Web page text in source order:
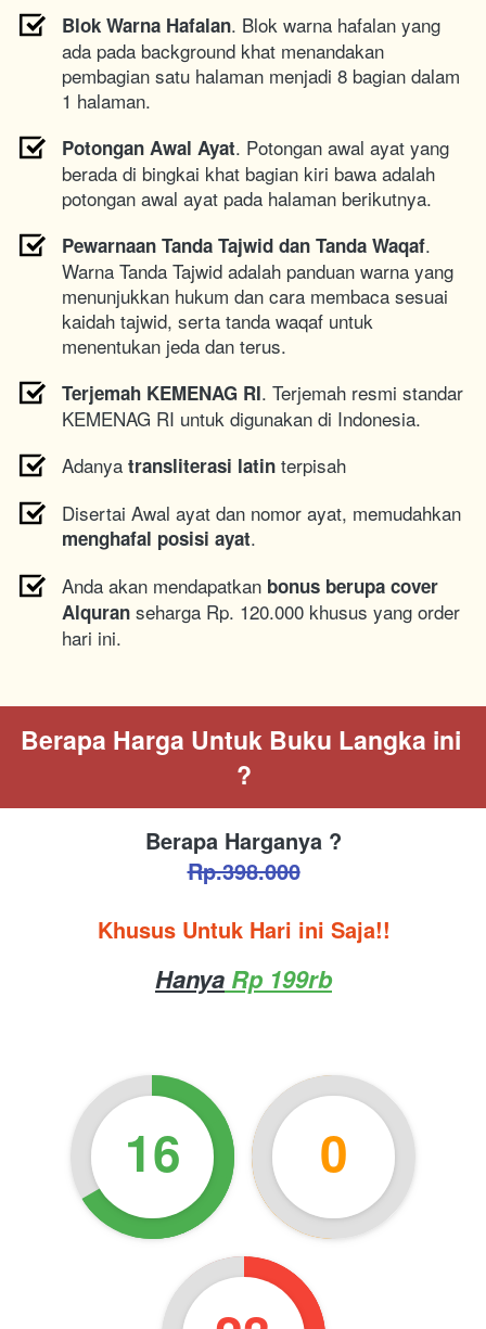
Blok Warna Hafalan. Blok warna hafalan yang
ada pada background khat menandakan
pembagian satu halaman menjadi 8 bagian dalam
1 halaman.
Potongan Awal Ayat. Potongan awal ayat yang
berada di bingkai khat bagian kiri bawa adalah
potongan awal ayat pada halaman berikutnya.
Pewarnaan Tanda Tajwid dan Tanda Waqaf.
Warna Tanda Tajwid adalah panduan warna yang
menunjukkan hukum dan cara membaca sesuai
kaidah tajwid, serta tanda waqaf untuk
menentukan jeda dan terus.
Terjemah KEMENAG RI. Terjemah resmi standar
KEMENAG RI untuk digunakan di Indonesia.
Adanya transliterasi latin terpisah
Disertai Awal ayat dan nomor ayat, memudahkan
menghafal posisi ayat.
Anda akan mendapatkan bonus berupa cover
Alquran seharga Rp. 120.000 khusus yang order
hari ini.
Berapa Harga Untuk Buku Langka ini
?
Berapa Harganya ?
Rp.398.000
Khusus Untuk Hari ini Saja!!
Hanya Rp 199rb
16 0